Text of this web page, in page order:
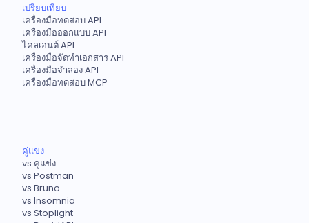
เปรียบเทียบ
เครื่องมือทดสอบ API
เครื่องมือออกแบบ API
ไคลเอนต์ API
เครื่องมือจัดทำเอกสาร API
เครื่องมือจำลอง API
เครื่องมือทดสอบ MCP
คู่แข่ง
vs คู่แข่ง
vs Postman
vs Bruno
vs Insomnia
vs Stoplight